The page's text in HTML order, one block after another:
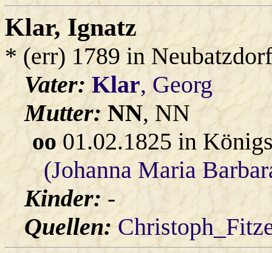
Klar, Ignatz
* (err) 1789 in Neubatzdorf
Vater:Klar, Georg
Mutter:NN, NN
oo01.02.1825 in
(Johanna Maria
Kinder:-
Quellen: